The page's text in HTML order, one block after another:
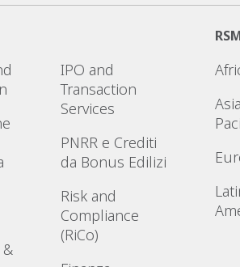
IPO and
Transaction
Services
PNRR e Crediti
da Bonus Edilizi
Risk and
Compliance
(RiCo)
Asia